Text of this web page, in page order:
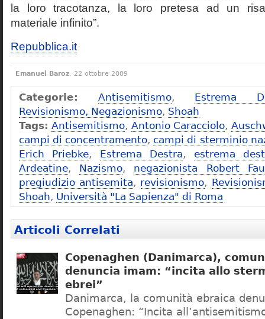
la loro tracotanza, la loro pretesa ad un
materiale infinito”.
Repubblica.it
Emanuel Baroz, 22 ottobre 2009
Categorie: Antisemitismo, Estrema
Revisionismo, Negazionismo, Shoah
Tags: Antisemitismo, Antonio Caracciolo,
campi di concentramento, campi di sterminio
Erich Priebke, Estrema Destra, estrema
Ardeatine, Nazismo, negazionista Robert
pregiudizio antisemita, revisionismo,
Shoah, Università "La Sapienza" di Roma
Articoli Correlati
Copenaghen (Danimarca),
denuncia imam: “incita allo
ebrei”
Danimarca, la comunità ebraica
Copenaghen: “Incita